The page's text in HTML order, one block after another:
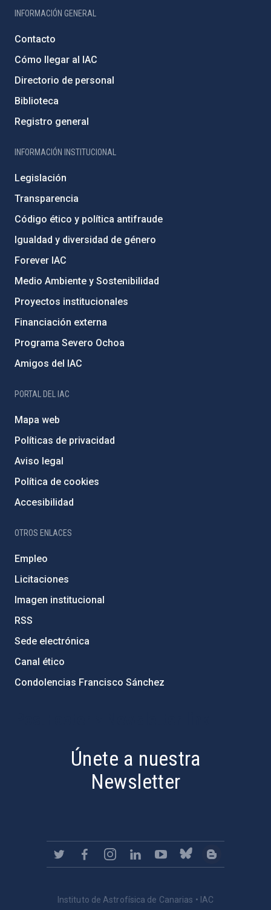
INFORMACIÓN GENERAL
Contacto
Cómo llegar al IAC
Directorio de personal
Biblioteca
Registro general
INFORMACIÓN INSTITUCIONAL
Legislación
Transparencia
Código ético y política antifraude
Igualdad y diversidad de género
Forever IAC
Medio Ambiente y Sostenibilidad
Proyectos institucionales
Financiación externa
Programa Severo Ochoa
Amigos del IAC
PORTAL DEL IAC
Mapa web
Políticas de privacidad
Aviso legal
Política de cookies
Accesibilidad
OTROS ENLACES
Empleo
Licitaciones
Imagen institucional
RSS
Sede electrónica
Canal ético
Condolencias Francisco Sánchez
Únete a nuestra
Newsletter
Instituto de Astrofísica de Canarias • IAC